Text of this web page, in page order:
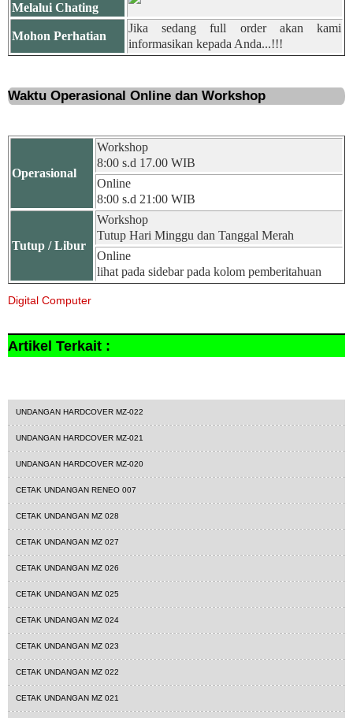
Melalui Chating
Mohon Perhatian
Jika sedang full order akan kami
informasikan kepada Anda...!!!
Waktu Operasional Online dan Workshop
Operasional
Workshop
8:00 s.d 17.00 WIB
Online
8:00 s.d 21:00 WIB
Tutup / Libur
Workshop
Tutup Hari Minggu dan Tanggal Merah
Online
lihat pada sidebar pada kolom pemberitahuan
Digital Computer
Artikel Terkait :
UNDANGAN HARDCOVER MZ-022
UNDANGAN HARDCOVER MZ-021
UNDANGAN HARDCOVER MZ-020
CETAK UNDANGAN RENEO 007
CETAK UNDANGAN MZ 028
CETAK UNDANGAN MZ 027
CETAK UNDANGAN MZ 026
CETAK UNDANGAN MZ 025
CETAK UNDANGAN MZ 024
CETAK UNDANGAN MZ 023
CETAK UNDANGAN MZ 022
CETAK UNDANGAN MZ 021